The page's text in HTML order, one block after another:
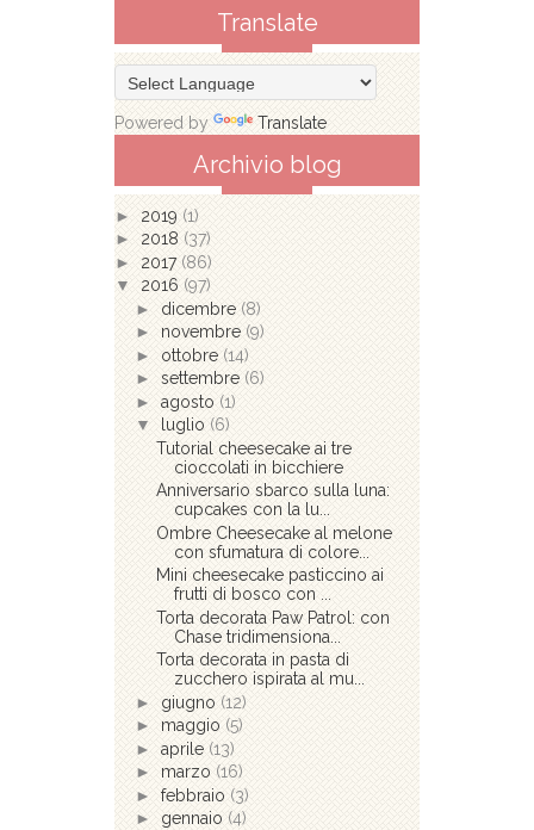
Translate
Powered by Translate
Archivio blog
► 2019 (1)
► 2018 (37)
► 2017 (86)
▼ 2016 (97)
► dicembre (8)
► novembre (9)
► ottobre (14)
► settembre (6)
► agosto (1)
▼ luglio (6)
Tutorial cheesecake ai tre
cioccolati in bicchiere
Anniversario sbarco sulla luna:
cupcakes con la lu...
Ombre Cheesecake al melone
con sfumatura di colore...
Mini cheesecake pasticcino ai
frutti di bosco con ...
Torta decorata Paw Patrol: con
Chase tridimensiona...
Torta decorata in pasta di
zucchero ispirata al mu...
► giugno (12)
► maggio (5)
► aprile (13)
► marzo (16)
► febbraio (3)
► gennaio (4)